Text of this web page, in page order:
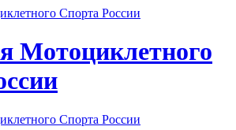
Мотоциклетного